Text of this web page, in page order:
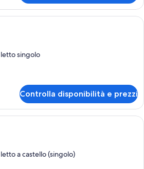
Una camera da letto con un letto,
letto singolo
Controlla disponibilità e prezzi
Una camera da letto con un letto,
a castello (singolo)